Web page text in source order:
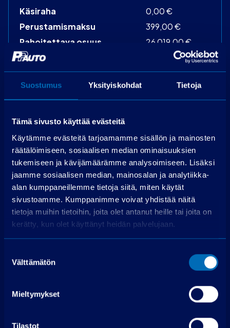
Suostumus Yksityiskohdat Tietoja
Tämä sivusto käyttää evästeitä
Käytämme evästeitä tarjoamamme sisällön ja mainosten
räätälöimiseen, sosiaalisen median ominaisuuksien
tukemiseen ja kävijämäärämme analysoimiseen. Lisäksi
jaamme sosiaalisen median, mainosalan ja analytiikka-
alan kumppaneillemme tietoja siitä, miten käytät
sivustoamme. Kumppanimme voivat yhdistää näitä
tietoja muihin tietoihin, joita olet antanut heille tai joita on
kerätty, kun olet käyttänyt heidän palvelujaan.
valinta
Välttämätön
Mieltymykset
Tilastot
Käsiraha
0,00 €
Perustamismaksu
399,00 €
Rahoitettava osuus
26 019,00 €
Käsittelymaksu
19,00 €/kk
Korko
3,99 %
72 kpl á 406,95
€
Todellinen vuosikorko
Hae rahoitusta
Edellyttää myönteisen luottopäätöksen.